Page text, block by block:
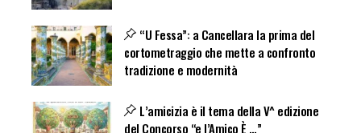
“U Fessa”: a Cancellara la prima del
cortometraggio che mette a confronto
tradizione e modernità
L’amicizia è il tema della V^ edizione
del Concorso “e l’Amico È …”